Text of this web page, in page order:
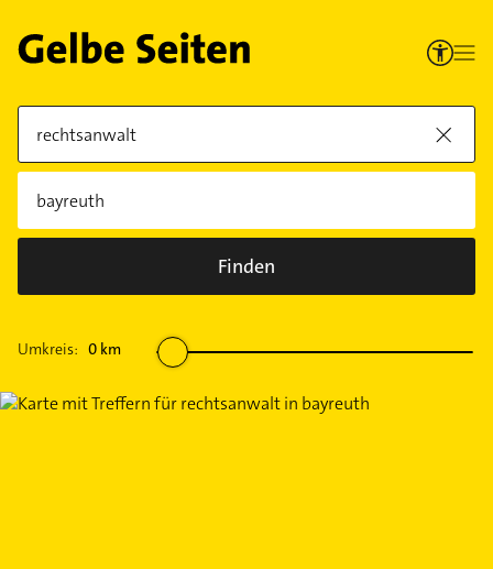
Finden
Umkreis: 0 km